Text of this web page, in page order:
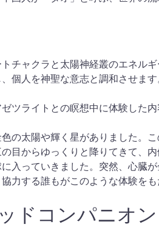
チャクラと太陽神経叢のエネル
個人を神聖な意志と調和させま
ツライトとの瞑想中に体験した内
の太陽や輝く星がありました
目からゆっくりと降りてきて、
入っていきました。突然、心臓
力する誰もがこのような体験をも
ドコンパニオン